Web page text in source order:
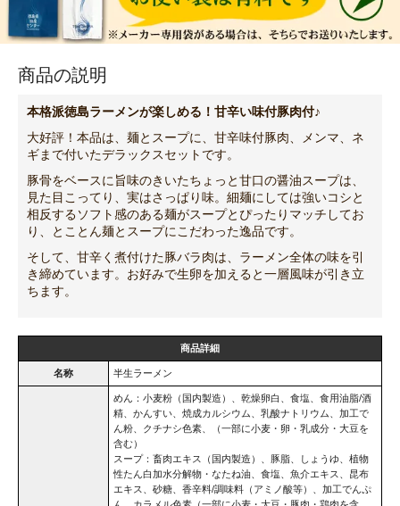
商品の説明
本格派徳島ラーメンが楽しめる！甘辛い味付豚肉付♪
大好評！本品は、麺とスープに、甘辛味付豚肉、メンマ、ネ
ギまで付いたデラックスセットです。
豚骨をベースに旨味のきいたちょっと甘口の醤油スープは、
見た目こってり、実はさっぱり味。細麺にしては強いコシと
相反するソフト感のある麺がスープとぴったりマッチしてお
り、とことん麺とスープにこだわった逸品です。
そして、甘辛く煮付けた豚バラ肉は、ラーメン全体の味を引
き締めています。お好みで生卵を加えると一層風味が引き立
ちます。
商品詳細
名称 半生ラーメン
めん：小麦粉（国内製造）、乾燥卵白、食塩、食用油脂/酒
精、かんすい、焼成カルシウム、乳酸ナトリウム、加工で
ん粉、クチナシ色素、（一部に小麦・卵・乳成分・大豆を
含む）
スープ：畜肉エキス（国内製造）、豚脂、しょうゆ、植物
性たん白加水分解物・なたね油、食塩、魚介エキス、昆布
エキス、砂糖、香辛料/調味料（アミノ酸等）、加工でんぷ